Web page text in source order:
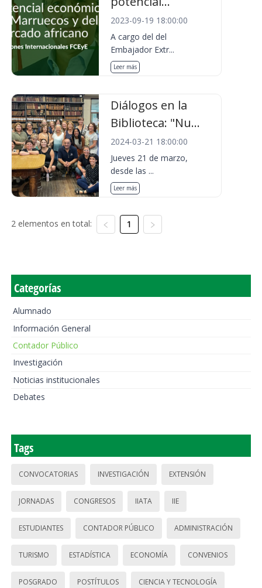
2023-09-19 18:00:00
A cargo del del
Embajador Extr...
Leer más
Diálogos en la
Biblioteca: "Nu...
2024-03-21 18:00:00
Jueves 21 de marzo,
desde las ...
Leer más
2 elementos en total: 1
Categorías
Alumnado
Información General
Contador Público
Investigación
Noticias institucionales
Debates
Tags
CONVOCATORIAS INVESTIGACIÓN EXTENSIÓN
JORNADAS CONGRESOS IIATA IIE
ESTUDIANTES CONTADOR PÚBLICO ADMINISTRACIÓN
TURISMO ESTADÍSTICA ECONOMÍA CONVENIOS
POSGRADO POSTÍTULOS CIENCIA Y TECNOLOGÍA